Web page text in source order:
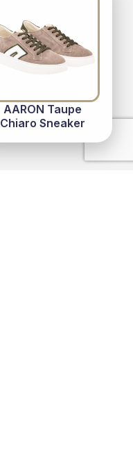
AARON Taupe
Chiaro Sneaker